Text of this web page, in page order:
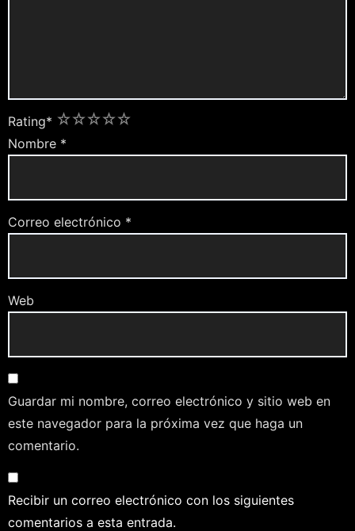
Rating* 5
4
3
2
1
Nombre *
Correo electrónico *
Web
Guardar mi nombre, correo electrónico y sitio web en
este navegador para la próxima vez que haga un
comentario.
Recibir un correo electrónico con los siguientes
comentarios a esta entrada.